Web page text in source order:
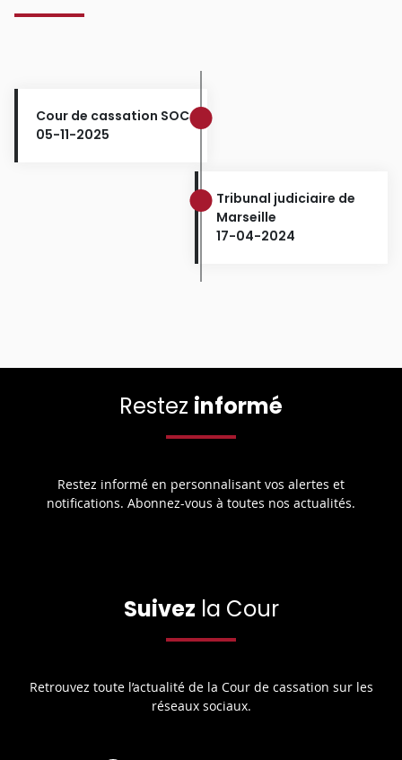
Cour de cassation SOC
05-11-2025
Tribunal judiciaire de
Marseille
17-04-2024
Restez informé
Restez informé en personnalisant vos alertes et
notifications. Abonnez-vous à toutes nos actualités.
Suivez la Cour
Retrouvez toute l’actualité de la Cour de cassation sur les
réseaux sociaux.